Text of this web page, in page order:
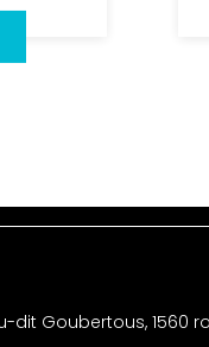
dit Goubertous, 1560